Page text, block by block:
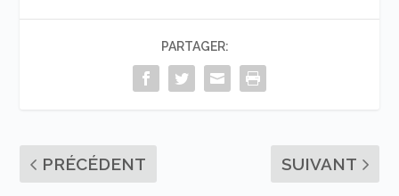
PARTAGER:
PRÉCÉDENT SUIVANT